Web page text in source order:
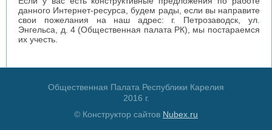
данного Интернет-ресурса, будем рады, если вы направите
свои пожелания на наш адрес: г. Петрозаводск, ул.
Энгельса, д. 4 (Общественная палата РК), мы постараемся
их учесть.
Общественная Палата Республики Карелия
2016 г.
© Конструктор сайтов Nubex.ru